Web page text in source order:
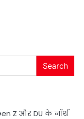
Search
Z और DU के नॉर्थ